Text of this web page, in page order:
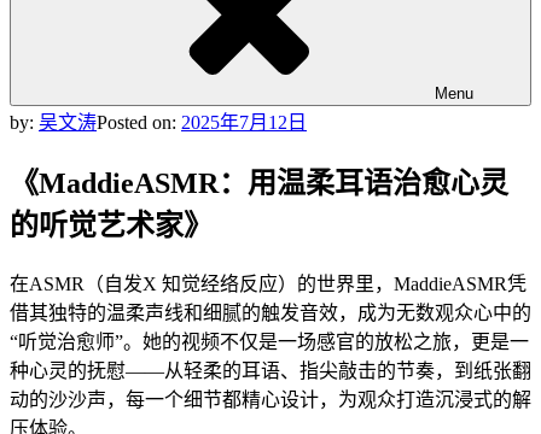
Menu
by: 吴文涛Posted on: 2025年7月12日
《MaddieASMR：用温柔耳语治愈心灵
的听觉艺术家》
在ASMR（自发X 知觉经络反应）的世界里，MaddieASMR凭
借其独特的温柔声线和细腻的触发音效，成为无数观众心中的
“听觉治愈师”。她的视频不仅是一场感官的放松之旅，更是一
种心灵的抚慰——从轻柔的耳语、指尖敲击的节奏，到纸张翻
动的沙沙声，每一个细节都精心设计，为观众打造沉浸式的解
压体验。